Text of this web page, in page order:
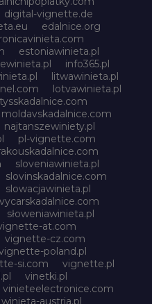
digital-vignette.de
edalnice.org
estoniawinieta.pl
ewinieta.pl
info365.pl
litwawinieta.pl
lotvawinieta.pl
moldavskadalnice.com
najtanszewiniety.pl
pl-vignette.com
sloveniawinieta.pl
slovinskadalnice.com
slowacjawinieta.pl
słoweniawinieta.pl
at.com
vignette-cz.com
poland.pl
si.com
vignette.pl
vinetki.pl
vinieteelectronice.com
winieta-austria.pl